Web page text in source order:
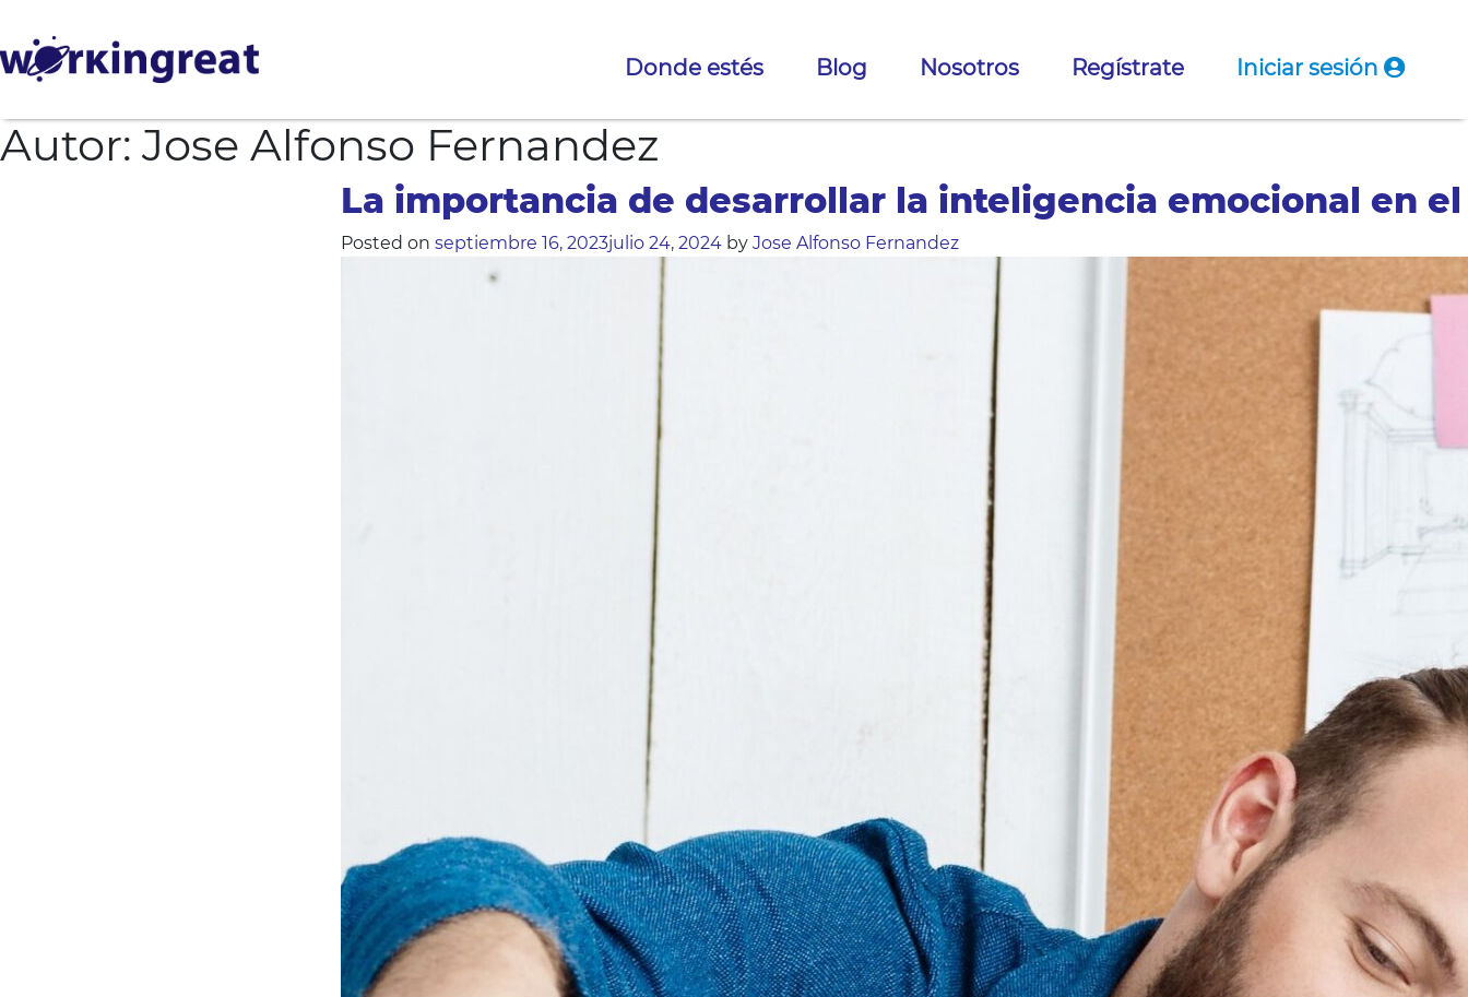
Donde estés Blog Nosotros Regístrate Iniciar sesión
Autor: Jose Alfonso Fernandez
La importancia de desarrollar la inteligencia emocional en
Posted on septiembre 16, 2023julio 24, 2024by Jose Alfonso Fernandez